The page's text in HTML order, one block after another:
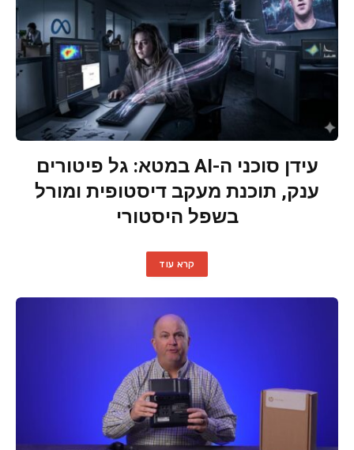
עידן סוכני ה-AI במטא: גל פיטורים
ענק, תוכנת מעקב דיסטופית ומורל
בשפל היסטורי
קרא עוד